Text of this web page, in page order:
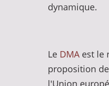
dynamique.
Le DMA est le
proposition
l'Union